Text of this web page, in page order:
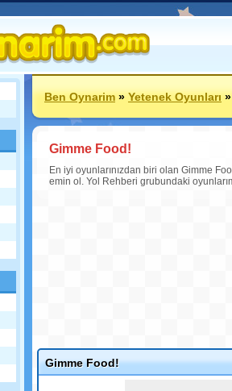
Ben Oynarim»Yetenek Oyunları
Gimme Food!
En iyi oyunlarınızdan biri olan Gimme
emin ol. Yol Rehberi grubundaki
Gimme Food!